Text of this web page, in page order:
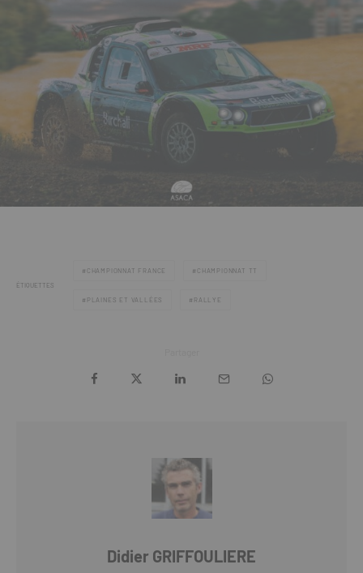
ÉTIQUETTES
CHAMPIONNAT FRANCE CHAMPIONNAT TT
PLAINES ET VALLÉES RALLYE
Didier GRIFFOULIERE